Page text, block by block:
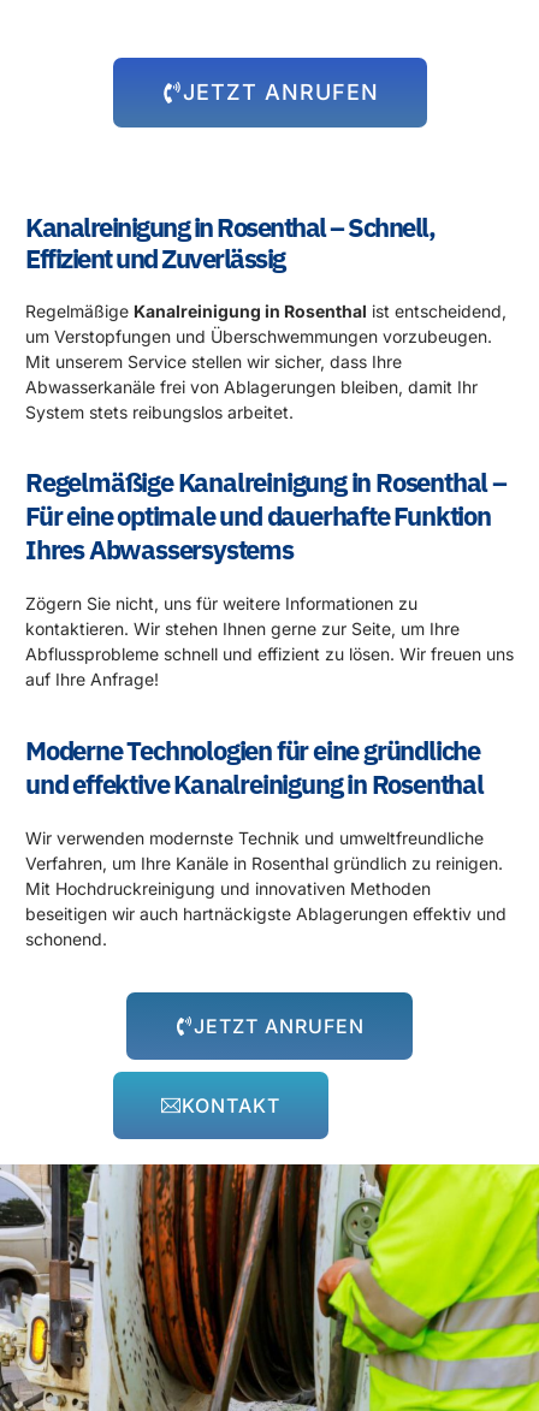
JETZT ANRUFEN
Kanalreinigung in Rosenthal – Schnell,
Effizient und Zuverlässig
Regelmäßige Kanalreinigung in Rosenthal ist entscheidend,
um Verstopfungen und Überschwemmungen vorzubeugen.
Mit unserem Service stellen wir sicher, dass Ihre
Abwasserkanäle frei von Ablagerungen bleiben, damit Ihr
System stets reibungslos arbeitet.
Regelmäßige Kanalreinigung in Rosenthal –
Für eine optimale und dauerhafte Funktion
Ihres Abwassersystems
Zögern Sie nicht, uns für weitere Informationen zu
kontaktieren. Wir stehen Ihnen gerne zur Seite, um Ihre
Abflussprobleme schnell und effizient zu lösen. Wir freuen uns
auf Ihre Anfrage!
Moderne Technologien für eine gründliche
und effektive Kanalreinigung in Rosenthal
Wir verwenden modernste Technik und umweltfreundliche
Verfahren, um Ihre Kanäle in Rosenthal gründlich zu reinigen.
Mit Hochdruckreinigung und innovativen Methoden
beseitigen wir auch hartnäckigste Ablagerungen effektiv und
schonend.
JETZT ANRUFEN
KONTAKT